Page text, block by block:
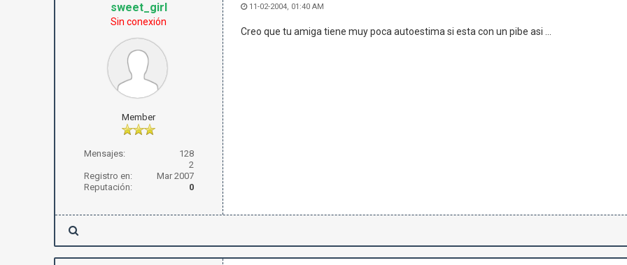
sweet_girl
Sin conexión
Member
Mensajes:
128
2
Registro en:
Mar 2007
Reputación:
0
11-02-2004, 01:40 AM
Creo que tu amiga tiene muy poca autoestima si esta con un pibe asi ...